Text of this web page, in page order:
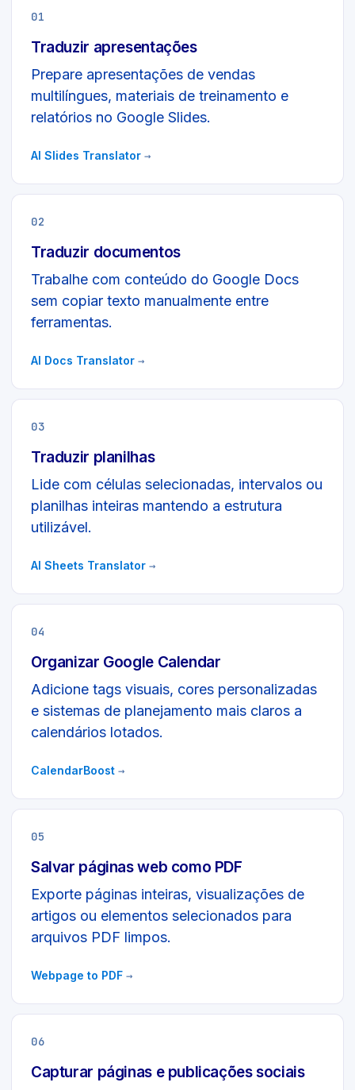
01
Traduzir apresentações
Prepare apresentações de vendas
multilíngues, materiais de treinamento e
relatórios no Google Slides.
AI Slides Translator →
02
Traduzir documentos
Trabalhe com conteúdo do Google Docs
sem copiar texto manualmente entre
ferramentas.
AI Docs Translator →
03
Traduzir planilhas
Lide com células selecionadas, intervalos ou
planilhas inteiras mantendo a estrutura
utilizável.
AI Sheets Translator →
04
Organizar Google Calendar
Adicione tags visuais, cores personalizadas
e sistemas de planejamento mais claros a
calendários lotados.
CalendarBoost →
05
Salvar páginas web como PDF
Exporte páginas inteiras, visualizações de
artigos ou elementos selecionados para
arquivos PDF limpos.
Webpage to PDF →
06
Capturar páginas e publicações sociais